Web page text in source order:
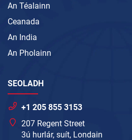
An Téalainn
Ceanada
An India
An Pholainn
SEOLADH
+1 205 855 3153
207 Regent Street
3ú hurlár, suít, Londain